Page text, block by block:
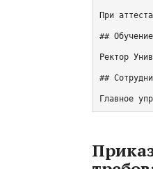
При
##
Ректор
##